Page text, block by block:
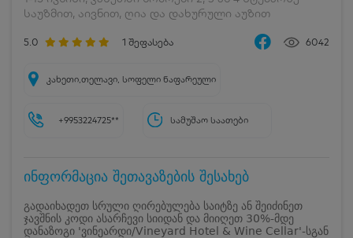
საუზმით, აივნით, ღია და დახურული აუზით
5.0 1 შეფასება 6042
კახეთი,თელავი, სოფელი ნაფარეული
+9953224725** სამუშაო საათები
ინფორმაცია შეთავაზების შესახებ
გადაიხადეთ სრული ღირებულება საიტზე ან შეიძინეთ
ჯავშნის კოდი ასარჩევი სიიდან და მიიღეთ 30%-მდე
დანაზოგი 'ვინეარდი/Vineyard Hotel & Wine Cellar'-სგან